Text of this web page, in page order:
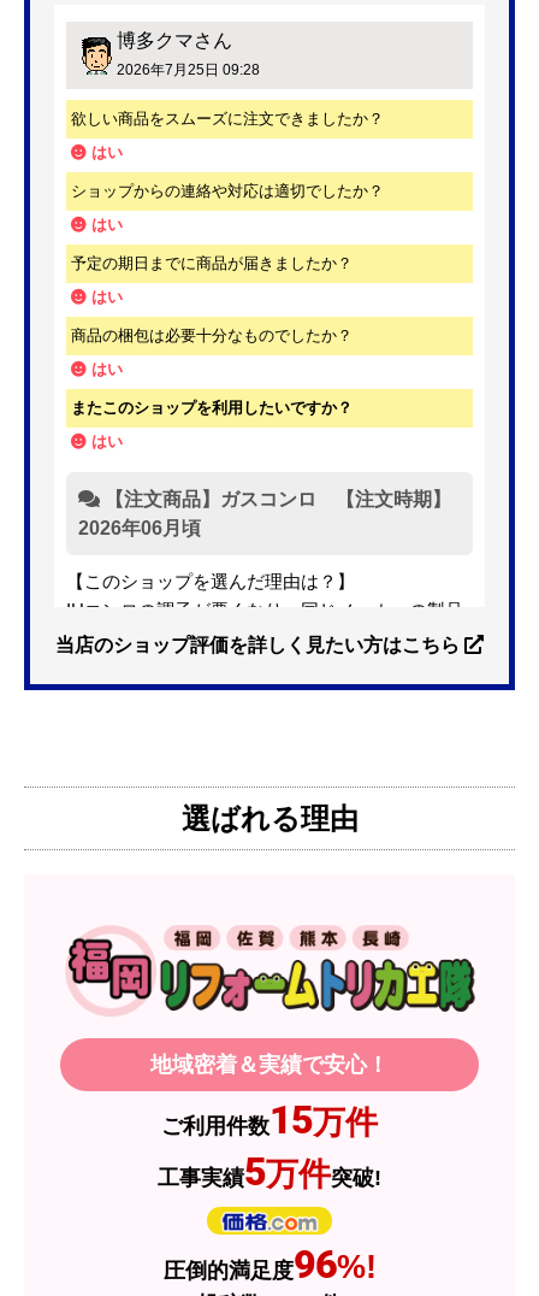
博多クマさん
2026年7月25日 09:28
欲しい商品をスムーズに注文できましたか？
はい
ショップからの連絡や対応は適切でしたか？
はい
予定の期日までに商品が届きましたか？
はい
商品の梱包は必要十分なものでしたか？
はい
またこのショップを利用したいですか？
はい
【注文商品】ガスコンロ 【注文時期】
2026年06月頃
【このショップを選んだ理由は？】
IHコンロの調子が悪くなり、同じメーカーの製品
を探していました。ただ、3口から2口のものへ変
は需要が少なく製品によっては割高になるとのこ
ろ、希望した製品が量販店よりかなり安い価格で
あったので購入いたしました。
【その他感想・コメント】
製品価格もですが、設置や保証なども充実してい
るので、今後も頼りになるショップの一つです。
2026年7月3日 19:01
欲しい商品をスムーズに注文できましたか？
ショップからの連絡や対応は適切でしたか？
当店のショップ評価を詳しく見たい方はこちら
選ばれる理由
地域密着＆実績で安心！
ご利用件数15万件
工事実績5万件突破!
圧倒的満足度96%!